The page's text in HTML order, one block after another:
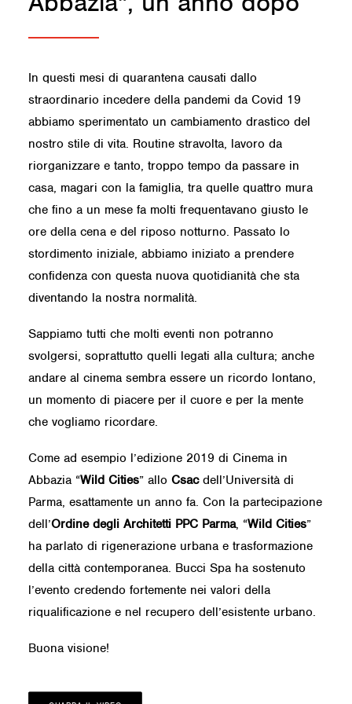
In questi mesi di quarantena causati dallo
straordinario incedere della pandemi da Covid 19
abbiamo sperimentato un cambiamento drastico del
nostro stile di vita. Routine stravolta, lavoro da
riorganizzare e tanto, troppo tempo da passare in
casa, magari con la famiglia, tra quelle quattro mura
che fino a un mese fa molti frequentavano giusto le
ore della cena e del riposo notturno. Passato lo
stordimento iniziale, abbiamo iniziato a prendere
confidenza con questa nuova quotidianità che sta
diventando la nostra normalità.
Sappiamo tutti che molti eventi non potranno
svolgersi, soprattutto quelli legati alla cultura; anche
andare al cinema sembra essere un ricordo lontano,
un momento di piacere per il cuore e per la mente
che vogliamo ricordare.
Come ad esempio l’edizione 2019 di Cinema in
Abbazia “Wild Cities” allo Csacdell’Università di
Parma, esattamente un anno fa. Con la partecipazione
dell’Ordine degli Architetti PPC Parma, “Wild Cities”
ha parlato di rigenerazione urbana e trasformazione
della città contemporanea. Bucci Spa ha sostenuto
l’evento credendo fortemente nei valori della
riqualificazione e nel recupero dell’esistente urbano.
Buona visione!